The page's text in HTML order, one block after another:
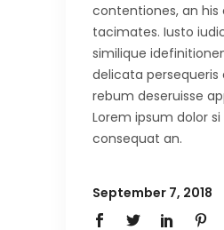
contentiones, an his
tacimates. Iusto
similique
delicata persequeris
rebum deseruisse
Lorem ipsum dolor si
consequat an.
September 7, 2018